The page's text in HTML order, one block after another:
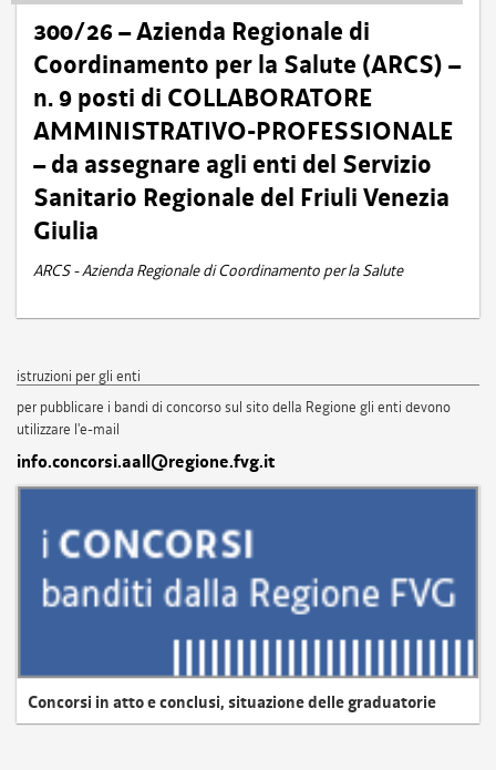
300/26 – Azienda Regionale di
Coordinamento per la Salute (ARCS) –
n. 9 posti di COLLABORATORE
AMMINISTRATIVO-PROFESSIONALE
– da assegnare agli enti del Servizio
Sanitario Regionale del Friuli Venezia
Giulia
ARCS - Azienda Regionale di Coordinamento per la Salute
istruzioni per gli enti
per pubblicare i bandi di concorso sul sito della Regione gli enti devono
utilizzare l'e-mail
info.concorsi.aall@regione.fvg.it
Concorsi in atto e conclusi, situazione delle graduatorie